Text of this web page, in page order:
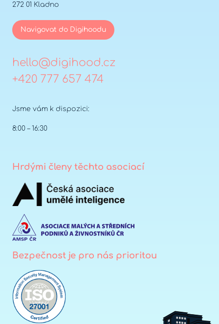
272 01 Kladno
Navigovat do Digihoodu
hello@digihood.cz
+420 777 657 474
Jsme vám k dispozici:
8:00 – 16:30
Hrdými členy těchto asociací
Bezpečnost je pro nás prioritou